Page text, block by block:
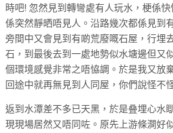
時吧! 忽然見到轉彎處有人玩水，梗係
係突然靜晒唔見人。沿路幾次都係見到
旁間中又會見到有啲荒廢嘅石屋，行埋
石，到最後去到一處地勢似水塘邊但又
個環境感覺非常之唔恊調。於是我又放
回途中就再無見到人同屋，你們說怪不
返到水潭差不多已天黑，於是叠埋心水
現現場居然又唔同咗。原先上游條澗好